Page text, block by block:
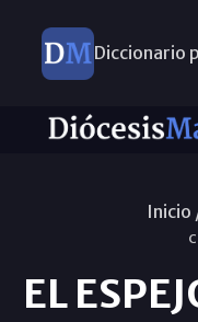
Diccionario
Nuevos
Inicio
EL